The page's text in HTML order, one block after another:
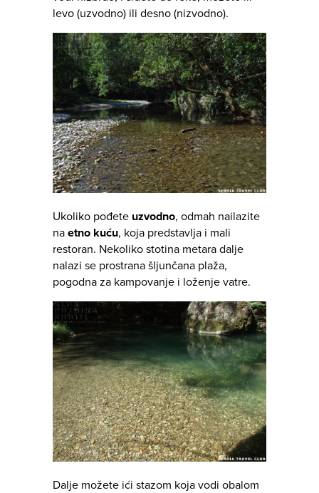
levo (uzvodno) ili desno (nizvodno).
Ukoliko pođete uzvodno, odmah nailazite
na etno kuću, koja predstavlja i mali
restoran. Nekoliko stotina metara dalje
nalazi se prostrana šljunčana plaža,
pogodna za kampovanje i loženje vatre.
Dalje možete ići stazom koja vodi obalom